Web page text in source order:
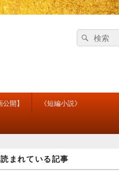
検
索
検
索
開】 《短編小説》
まれている記事